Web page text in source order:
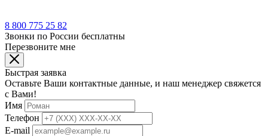
8 800 775 25 82
Звонки по России бесплатны
Перезвоните мне
Быстрая заявка
Оставьте Ваши контактные данные, и наш менеджер свяжется
с Вами!
Имя
Телефон
E-mail